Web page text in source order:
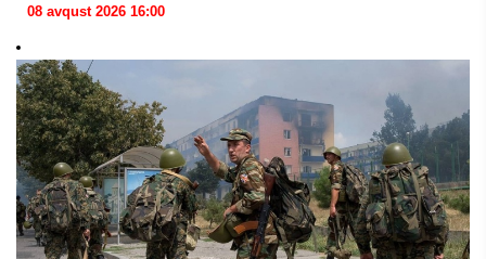
08 avqust 2026 16:00